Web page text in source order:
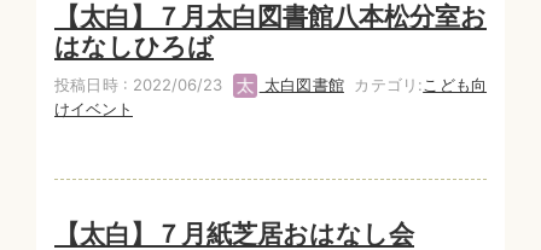
【太白】７月太白図書館八本松分室お
はなしひろば
投稿日時 : 2022/06/23 太白図書館カテゴリ: こども向
けイベント
【太白】７月紙芝居おはなし会